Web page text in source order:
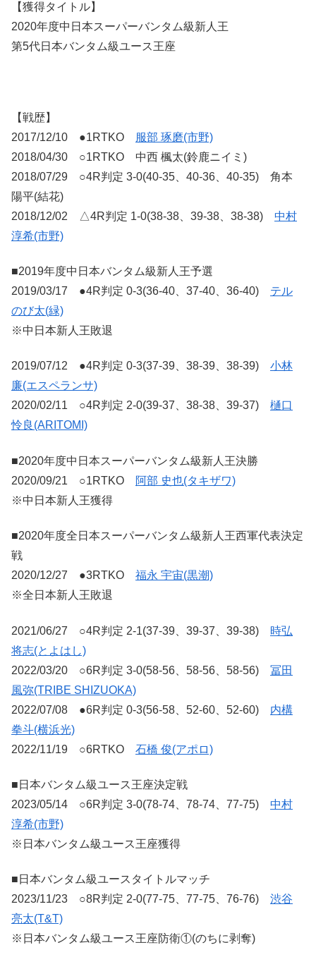
【獲得タイトル】
2020年度中日本スーパーバンタム級新人王
第5代日本バンタム級ユース王座
【戦歴】
2017/12/10 ●1RTKO
服部 琢磨(市野)
2018/04/30 ○1RTKO 中西 楓太(鈴鹿ニイミ)
2018/07/29 ○4R判定 3-0(40-35、40-36、40-35) 角本
陽平(結花)
2018/12/02 △4R判定 1-0(38-38、39-38、38-38) 中村
淳希(市野)
■2019年度中日本バンタム級新人王予選
2019/03/17 ●4R判定 0-3(36-40、37-40、36-40) テル
のび太(緑)
※中日本新人王敗退
2019/07/12 ●4R判定 0-3(37-39、38-39、38-39) 小林
廉(エスペランサ)
2020/02/11 ○4R判定 2-0(39-37、38-38、39-37) 樋口
怜良(ARITOMI)
■2020年度中日本スーパーバンタム級新人王決勝
2020/09/21 ○1RTKO
阿部 史也(タキザワ)
※中日本新人王獲得
■2020年度全日本スーパーバンタム級新人王西軍代表決定
戦
2020/12/27 ●3RTKO 福永 宇宙(黒潮)
※全日本新人王敗退
2021/06/27 ○4R判定 2-1(37-39、39-37、39-38) 時弘
将志(とよはし)
2022/03/20 ○6R判定 3-0(58-56、58-56、58-56) 冨田
風弥(TRIBE SHIZUOKA)
2022/07/08 ●6R判定 0-3(56-58、52-60、52-60) 内構
拳斗(横浜光)
2022/11/19 ○6RTKO 石橋 俊(アポロ)
■日本バンタム級ユース王座決定戦
2023/05/14 ○6R判定 3-0(78-74、78-74、77-75) 中村
淳希(市野)
※日本バンタム級ユース王座獲得
■日本バンタム級ユースタイトルマッチ
2023/11/23 ○8R判定 2-0(77-75、77-75、76-76) 渋谷
亮太(T&T)
※日本バンタム級ユース王座防衛①(のちに剥奪)